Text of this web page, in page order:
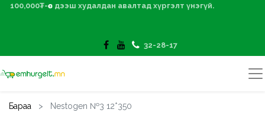
100,000₮-өөс дээш худалдан авалтад хүргэлт үнэгүй.
32-28-17
Бараа Nestogen №3 12*350